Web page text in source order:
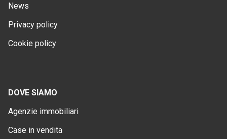
News
Privacy policy
Cookie policy
DOVE SIAMO
Agenzie immobiliari
Case in vendita